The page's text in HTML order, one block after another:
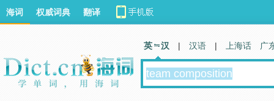
海词 权威词典 翻译
英 汉 | 汉语 | 上海话 广